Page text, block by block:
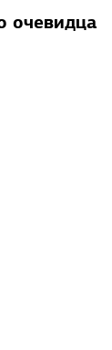
очевидца